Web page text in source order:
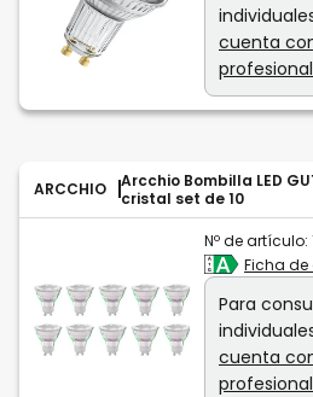
cuenta
profesional
ARCCHIO
Arcchio Bombilla LED
cristal set de 10
Nº de artículo:
Ficha
Para
cuenta
profesional